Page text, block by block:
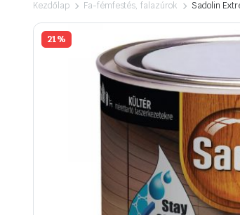
Kezdőlap Fa-fémfestés, falazúrok Sadolin
21%